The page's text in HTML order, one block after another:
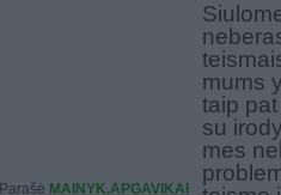
Parašė MAINYK.APGAVIKAI
mums
taip
su
mes